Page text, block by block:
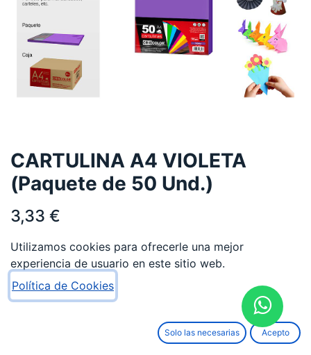
CARTULINA A4 VIOLETA
(Paquete de 50 Und.)
3,33 €
AÑADIR AL CARRITO
Utilizamos cookies para ofrecerle una mejor
experiencia de usuario en este sitio web.
Política de Cookies
Solo las necesarias Acepto